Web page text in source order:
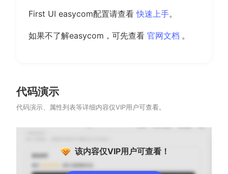
First UI easycom配置请查看快速上手。
如果不了解easycom，可先查看 官网文档 。
代码演示
代码演示、属性列表等详细内容仅VIP用户可查看。
该内容仅VIP用户可查看！